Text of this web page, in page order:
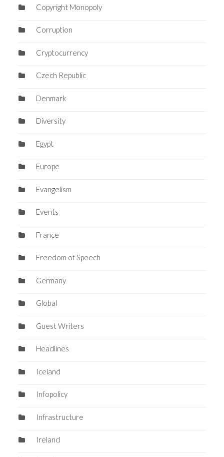
Copyright Monopoly
Corruption
Cryptocurrency
Czech Republic
Denmark
Diversity
Egypt
Europe
Evangelism
Events
France
Freedom of Speech
Germany
Global
Guest Writers
Headlines
Iceland
Infopolicy
Infrastructure
Ireland